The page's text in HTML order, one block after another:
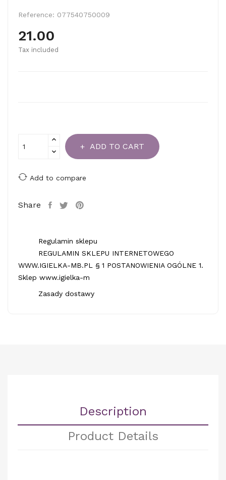
Reference: 077540750009
21.00
Tax included
ADD TO CART
Add to compare
Share
Regulamin sklepu
REGULAMIN SKLEPU INTERNETOWEGO
WWW.IGIELKA-MB.PL § 1 POSTANOWIENIA OGÓLNE 1.
Sklep www.igielka-m
Zasady dostawy
Description
Product Details